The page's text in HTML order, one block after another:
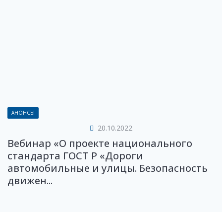
АНОНСЫ
20.10.2022
Вебинар «О проекте национального
стандарта ГОСТ Р «Дороги
автомобильные и улицы. Безопасность
движен...